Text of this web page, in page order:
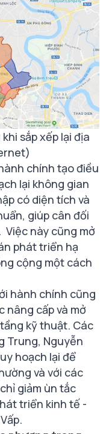
sắp xếp lại địa
chính tạo điều
lại không gian
có diện tích và
giúp cân đối
này cũng mở
phát triển hạ
cộng một cách
hành chính cũng
nâng cấp và mở
kỹ thuật. Các
Trung, Nguyễn
hoạch lại để
và với các
giảm ùn tắc
triển kinh tế -